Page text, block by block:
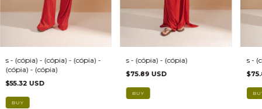
s - (cópia) - (cópia) - (cópia) -
(cópia) - (cópia)
$55.32 USD
BUY
s - (cópia) - (cópia)
$75.89 USD
BUY
s -